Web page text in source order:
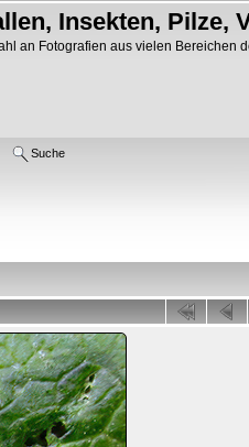
Insekten, Pilze,
an Fotografien aus vielen Bereichen
Suche